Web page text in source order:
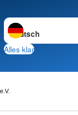
Sprache wechseln zu
Alles klar